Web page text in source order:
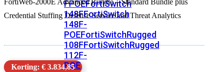
FPOEFortiSwitch
148FFortiSwitch
148F-
POEFortiSwitchRugged
108FFortiSwitchRugged
112F-
POE
FortiWeb-2000E Advanced Bundle – Standard Bundle plus
Credential Stuffing Defense Service and Threat Analytics
Korting: € 3.834,85